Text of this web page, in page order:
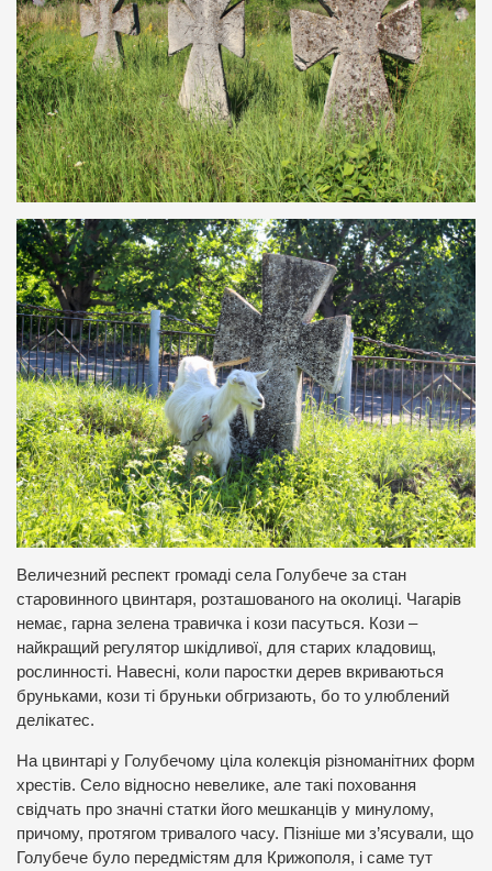
Величезний респект громаді села Голубече за стан
старовинного цвинтаря, розташованого на околиці. Чагарів
немає, гарна зелена травичка і кози пасуться. Кози –
найкращий регулятор шкідливої, для старих кладовищ,
рослинності. Навесні, коли паростки дерев вкриваються
бруньками, кози ті бруньки обгризають, бо то улюблений
делікатес.
На цвинтарі у Голубечому ціла колекція різноманітних форм
хрестів. Село відносно невелике, але такі поховання
свідчать про значні статки його мешканців у минулому,
причому, протягом тривалого часу. Пізніше ми з’ясували, що
Голубече було передмістям для Крижополя, і саме тут